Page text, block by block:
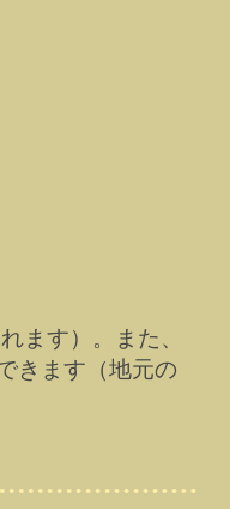
ます）。また、
きます（地元の